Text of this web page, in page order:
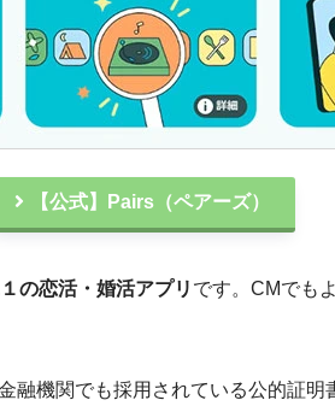
【公式】Pairs（ペアーズ）
の恋活・婚活アプリ です。CMでも
融機関でも採用されている公的証明